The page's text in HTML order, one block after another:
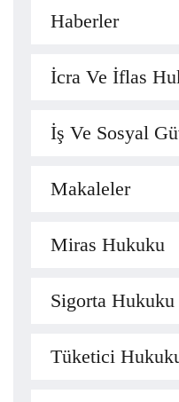
Haberler
İcra Ve İflas
İş Ve Sosyal
Makaleler
Miras Hukuku
Sigorta Hukuku
Tüketici